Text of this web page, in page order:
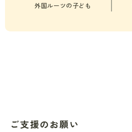
外国ルーツの子ども
ご支援のお願い